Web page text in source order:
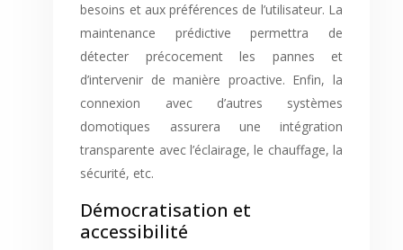
besoins et aux préférences de l’utilisateur. La
maintenance prédictive permettra de
détecter précocement les pannes et
d’intervenir de manière proactive. Enfin, la
connexion avec d’autres systèmes
domotiques assurera une intégration
transparente avec l’éclairage, le chauffage, la
sécurité, etc.
Démocratisation et
accessibilité